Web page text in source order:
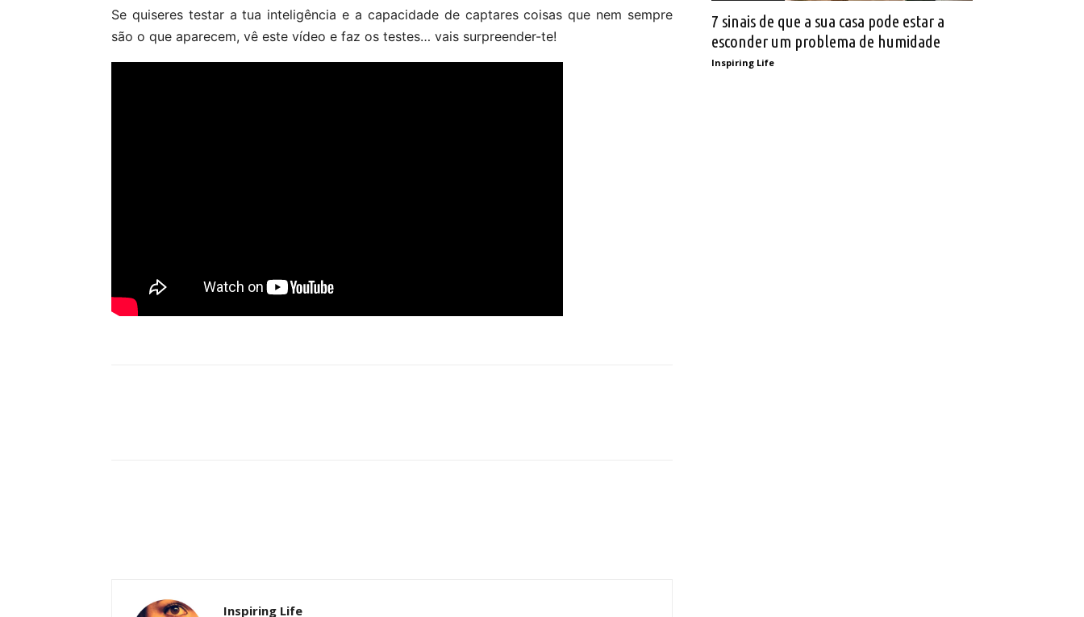
Se quiseres testar a tua inteligência e a capacidade de captares coisas que nem sempre
são o que aparecem, vê este vídeo e faz os testes… vais surpreender-te!
Inspiring Life
7 sinais de que a sua casa pode estar a
esconder um problema de humidade
Inspiring Life